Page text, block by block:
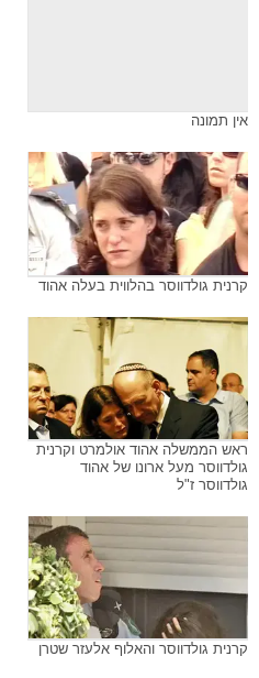
אין תמונה
קרנית גולדווסר בהלווית בעלה אהוד
ראש הממשלה אהוד אולמרט וקרנית
גולדווסר מעל ארונו של אהוד
גולדווסר ז"ל
קרנית גולדווסר והאלוף אלעזר שטרן